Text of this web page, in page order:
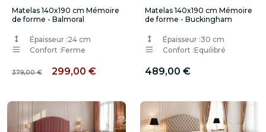
Matelas 140x190 cm Mémoire
de forme - Balmoral
Épaisseur :24 cm
Confort :Ferme
379,00 € 299,00 €
Matelas 140x190 cm Mémoire
de forme - Buckingham
Épaisseur :30 cm
Confort :Equilibré
489,00 €